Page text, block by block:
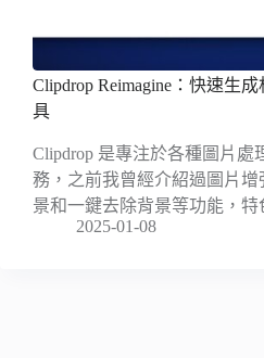
Clipdrop Reimagine：快速生
具
Clipdrop 是專注於各種圖片處
務，之前我曾經介紹過圖片增
景和一鍵去除背景等功能，
2025-01-08